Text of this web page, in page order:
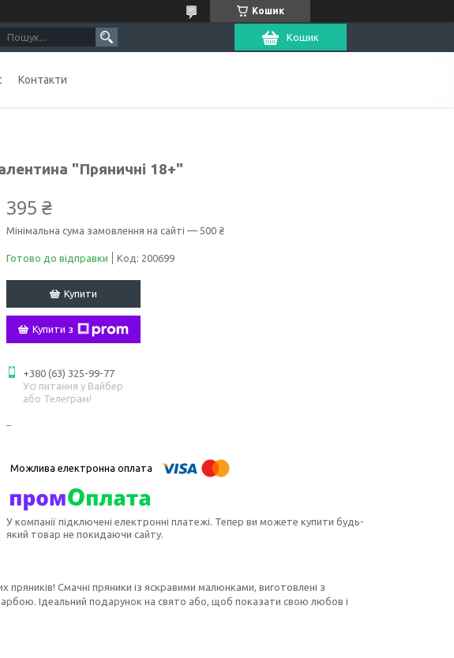
Кошик
Кошик
Контакти
"Пряничні 18+"
395 ₴
Мінімальна сума замовлення на сайті — 500 ₴
Готово до відправки Код: 200699
Купити
Купити з
+380 (63) 325-99-77
Усі питання у Вайбер
або Телеграм!
У компанії підключені електронні платежі. Тепер ви можете купити будь-
який товар не покидаючи сайту.
Смачні пряники із яскравими малюнками, виготовлені з
Ідеальний подарунок на свято або, щоб показати свою любов і